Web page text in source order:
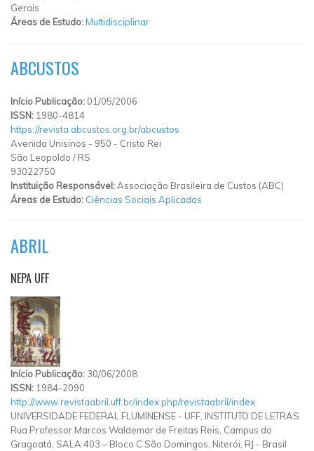
Gerais
Áreas de Estudo:Multidisciplinar
ABCUSTOS
Início Publicação: 01/05/2006
ISSN: 1980-4814
https://revista.abcustos.org.br/abcustos
Avenida Unisinos - 950 - Cristo Rei
São Leopoldo / RS
93022750
Instituição Responsável:Associação Brasileira de Custos (ABC)
Áreas de Estudo: Ciências Sociais Aplicadas
ABRIL
NEPA UFF
Início Publicação: 30/06/2008
ISSN: 1984-2090
http://www.revistaabril.uff.br/index.php/revistaabril/index
UNIVERSIDADE FEDERAL FLUMINENSE - UFF, INSTITUTO DE LETRAS
Rua Professor Marcos Waldemar de Freitas Reis, Campus do
Gragoatá, SALA 403 – Bloco C São Domingos, Niterói, RJ - Brasil